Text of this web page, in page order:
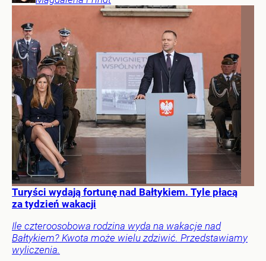
Turyści wydają fortunę nad Bałtykiem. Tyle płacą
za tydzień wakacji
Ile czteroosobowa rodzina wyda na wakacje nad
Bałtykiem? Kwota może wielu zdziwić. Przedstawiamy
wyliczenia.